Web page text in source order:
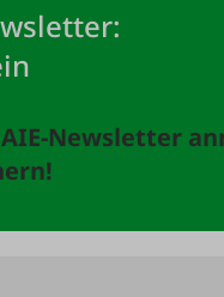
Newsletter